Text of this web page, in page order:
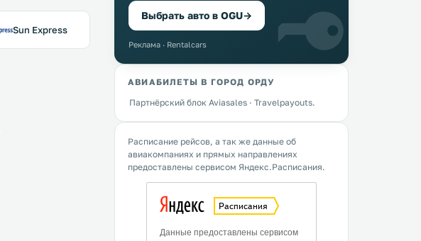
Sun Express
Выбрать авто в OGU→
Реклама · Rentalcars
АВИАБИЛЕТЫ В ГОРОД ОРДУ
Партнёрский блок Aviasales · Travelpayouts.
Расписание рейсов, а так же данные об
авиакомпаниях и прямых направлениях
предоставлены сервисом Яндекс.Расписания.